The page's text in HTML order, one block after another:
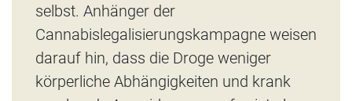
selbst. Anhänger der
Cannabislegalisierungskampagne weisen
darauf hin, dass die Droge weniger
körperliche Abhängigkeiten und krank